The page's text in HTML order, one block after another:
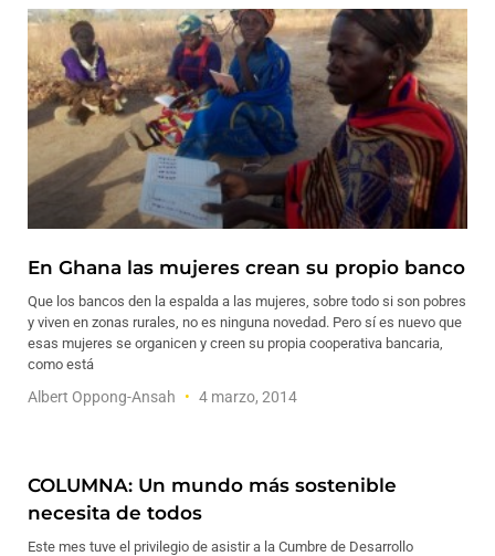
En Ghana las mujeres crean su propio banco
Que los bancos den la espalda a las mujeres, sobre todo si son pobres
y viven en zonas rurales, no es ninguna novedad. Pero sí es nuevo que
esas mujeres se organicen y creen su propia cooperativa bancaria,
como está
Albert Oppong-Ansah 4 marzo, 2014
COLUMNA: Un mundo más sostenible
necesita de todos
Este mes tuve el privilegio de asistir a la Cumbre de Desarrollo